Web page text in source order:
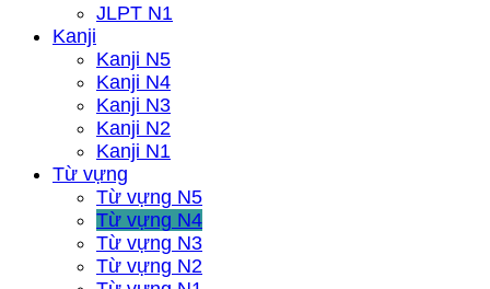
JLPT N1
Kanji
Kanji N5
Kanji N4
Kanji N3
Kanji N2
Kanji N1
Từ vựng
Từ vựng N5
Từ vựng N4
Từ vựng N3
Từ vựng N2